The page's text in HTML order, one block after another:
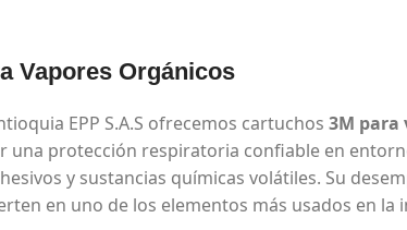
Vapores Orgánicos
EPP S.A.S ofrecemos cartuchos 3M para
una protección respiratoria confiable en
y sustancias químicas volátiles. Su
en uno de los elementos más usados en la